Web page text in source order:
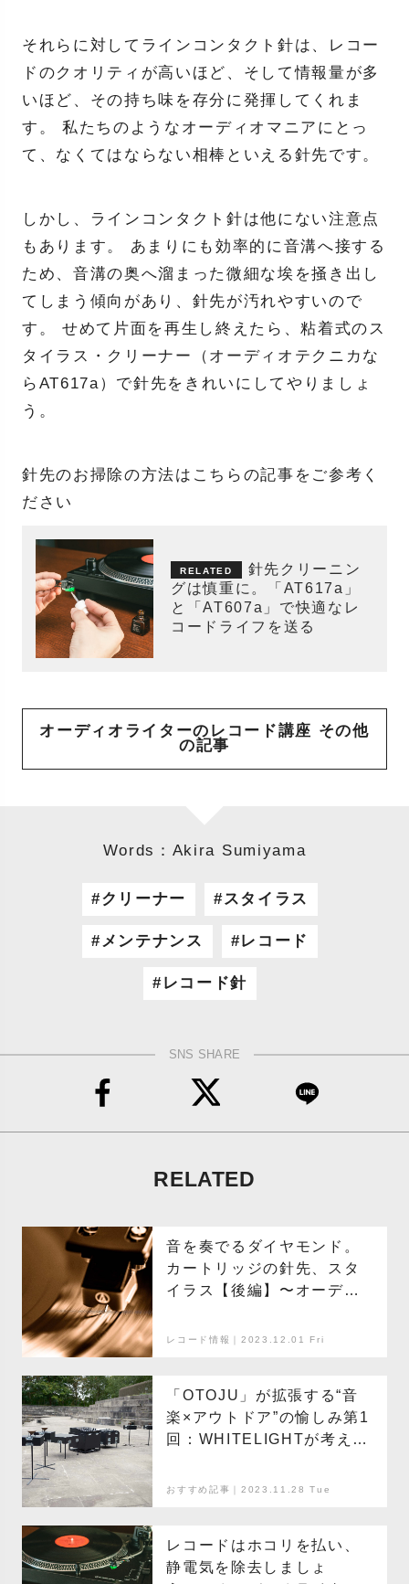
それらに対してラインコンタクト針は、レコー
ドのクオリティが高いほど、そして情報量が多
いほど、その持ち味を存分に発揮してくれま
す。 私たちのようなオーディオマニアにとっ
て、なくてはならない相棒といえる針先です。
しかし、ラインコンタクト針は他にない注意点
もあります。 あまりにも効率的に音溝へ接する
ため、音溝の奥へ溜まった微細な埃を掻き出し
てしまう傾向があり、針先が汚れやすいので
す。 せめて片面を再生し終えたら、粘着式のス
タイラス・クリーナー（オーディオテクニカな
らAT617a）で針先をきれいにしてやりましょ
う。
針先のお掃除の方法はこちらの記事をご参考く
ださい
針先クリーニン
グは慎重に。「AT617a」
と「AT607a」で快適なレ
コードライフを送る
オーディオライターのレコード講座 その他
の記事
Words：Akira Sumiyama
クリーナー スタイラス
メンテナンス レコード
レコード針
SNS SHARE
RELATED
音を奏でるダイヤモンド。
カートリッジの針先、スタ
イラス【後編】〜オーディ
座〜
レコード情報｜2023.12.01 Fri
「OTOJU」が拡張する“音
楽×アウトドア”の愉しみ第1
回：WHITELIGHTが考える
ンドシステムという可能性
おすすめ記事｜2023.11.28 Tue
レコードはホコリを払い、
静電気を除去しましょ